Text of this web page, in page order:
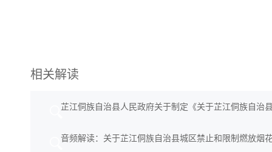
相关解读
芷江侗族自治县人民政府关于制定《关于芷江侗族自治
音频解读：关于芷江侗族自治县城区禁止和限制燃放烟